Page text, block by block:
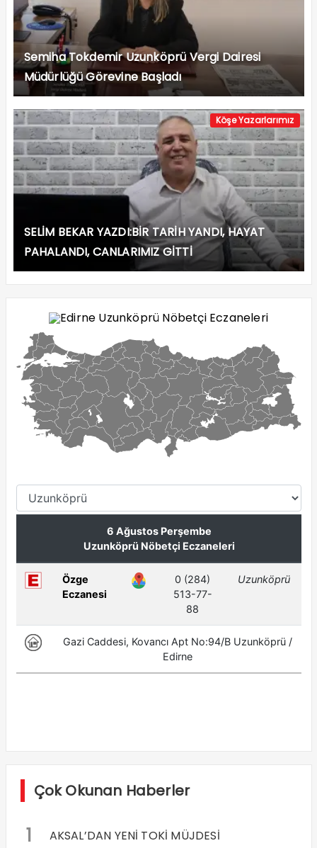
Semiha Tokdemir Uzunköprü Vergi Dairesi
Müdürlüğü Görevine Başladı
Köşe Yazarlarımız
SELİM BEKAR YAZDI:BİR TARİH YANDI, HAYAT
PAHALANDI, CANLARIMIZ GİTTİ
Çok Okunan Haberler
1 AKSAL’DAN YENİ TOKİ MÜJDESİ